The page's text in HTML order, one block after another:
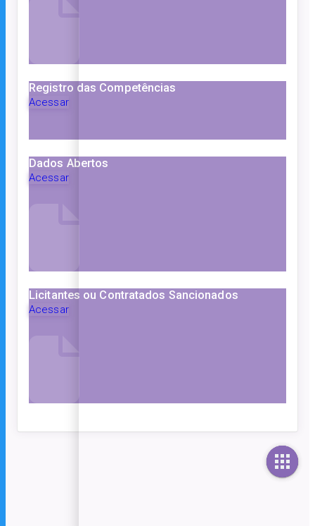
Registro das Competências
Acessar
Dados Abertos
Acessar
Licitantes ou Contratados Sancionados
Acessar